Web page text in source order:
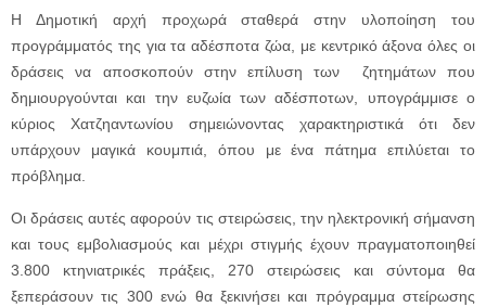
Η Δημοτική αρχή προχωρά σταθερά στην υλοποίηση του
προγράμματός της για τα αδέσποτα ζώα, με κεντρικό άξονα όλες οι
δράσεις να αποσκοπούν στην επίλυση των ζητημάτων που
δημιουργούνται και την ευζωία των αδέσποτων, υπογράμμισε ο
κύριος Χατζηαντωνίου σημειώνοντας χαρακτηριστικά ότι δεν
υπάρχουν μαγικά κουμπιά, όπου με ένα πάτημα επιλύεται το
πρόβλημα.
Οι δράσεις αυτές αφορούν τις στειρώσεις, την ηλεκτρονική σήμανση
και τους εμβολιασμούς και μέχρι στιγμής έχουν πραγματοποιηθεί
3.800 κτηνιατρικές πράξεις, 270 στειρώσεις και σύντομα θα
ξεπεράσουν τις 300 ενώ θα ξεκινήσει και πρόγραμμα στείρωσης